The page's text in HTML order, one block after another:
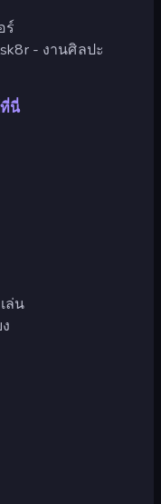
ร์
- งานศิลปะ
นี่
ล่น